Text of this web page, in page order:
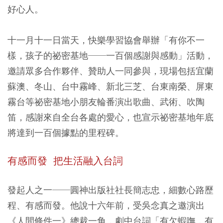
好心人。
十一月十一日當天，快樂學習協會舉辦「有你不一
樣，孩子的祕密基地──一百個感謝與感動」活動，
邀請眾多合作夥伴、贊助人一同參與，現場包括宜蘭
蘇澳、冬山、台中霧峰、新北三芝、台東南榮、屏東
霧台等祕密基地小朋友輪番演出歌曲、武術、吹陶
笛，感謝來自全台各處的愛心，也宣示祕密基地年底
將達到一百個據點的里程碑。
有感而發 把生活融入台詞
發起人之一──圓神出版社社長簡志忠，細數心路歷
程、有感而發。他說十六年前，受吳念真之邀演出
《人間條件一》總裁一角，劇中台詞「有欠蝦嘸，有